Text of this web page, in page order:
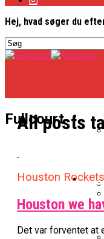
Hej, hvad søger du
Fullcourt
NBA
All posts
Houston Rockets
Houston we
Det var forventet at